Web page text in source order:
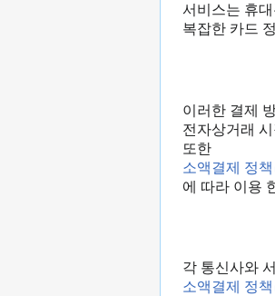
서비스는 휴
복잡한 카드
이러한 결제
전자상거래
또한
소액결제 정책
에 따라 이용
각 통신사와
소액결제 정책